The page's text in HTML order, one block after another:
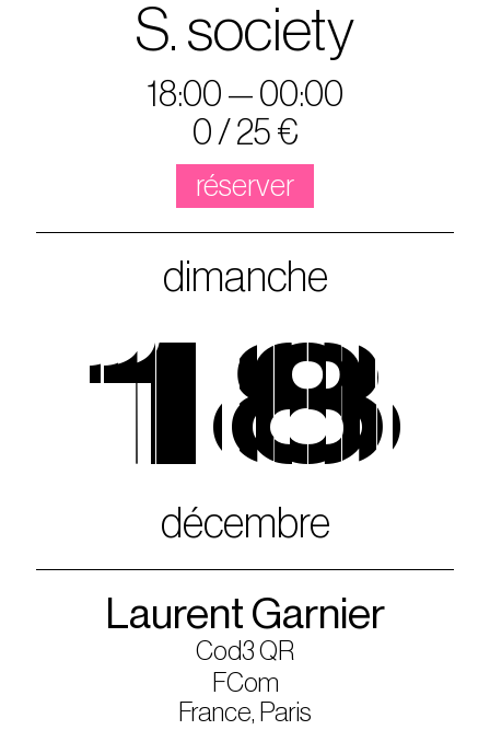
partenariats
S. society
18:00 — 00:00
0 / 25 €
réserver
dimanche
18
décembre
Laurent Garnier
Cod3 QR
FCom
France, Paris